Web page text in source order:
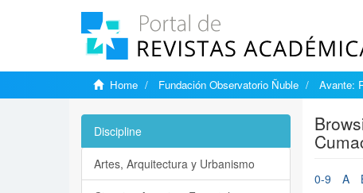
Home Fundación Observatorio Ñuble Avante:
0-9 A
Discipline
Artes, Arquitectura y Urbanismo